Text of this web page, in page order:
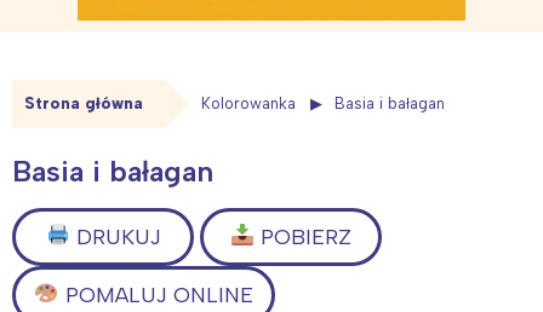
Strona główna Kolorowanka Basia i bałagan
Basia i bałagan
DRUKUJ POBIERZ
POMALUJ ONLINE